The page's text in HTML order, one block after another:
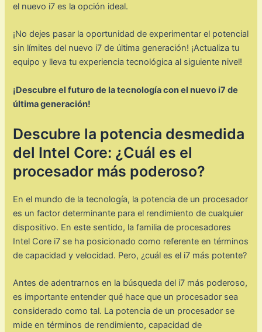
el nuevo i7 es la opción ideal.
¡No dejes pasar la oportunidad de experimentar el potencial
sin límites del nuevo i7 de última generación! ¡Actualiza tu
equipo y lleva tu experiencia tecnológica al siguiente nivel!
¡Descubre el futuro de la tecnología con el nuevo i7 de
última generación!
Descubre la potencia desmedida
del Intel Core: ¿Cuál es el
procesador más poderoso?
En el mundo de la tecnología, la potencia de un procesador
es un factor determinante para el rendimiento de cualquier
dispositivo. En este sentido, la familia de procesadores
Intel Core i7 se ha posicionado como referente en términos
de capacidad y velocidad. Pero, ¿cuál es el i7 más potente?
Antes de adentrarnos en la búsqueda del i7 más poderoso,
es importante entender qué hace que un procesador sea
considerado como tal. La potencia de un procesador se
mide en términos de rendimiento, capacidad de